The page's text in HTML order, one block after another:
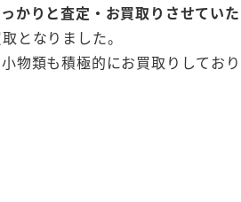
かりと査定・お買取りさせていた
となりました。
類も積極的にお買取りしており